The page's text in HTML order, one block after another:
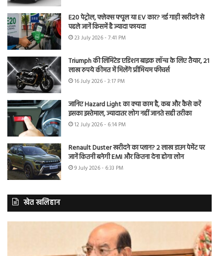
E20 पेट्रोल, फ्लेक्स फ्यूल या EV कार? नई गाड़ी खरीदने से
पहले जानें किसमें है ज्यादा फायदा
23 July 2026 - 7:41 PM
Triumph की लिमिटेड एडिशन बाइक लॉन्च के लिए तैयार, 21
लाख रुपये कीमत में मिलेंगे प्रीमियम फीचर्स
16 July 2026 - 3:17 PM
जानिए Hazard Light का क्या काम है, कब और कैसे करें
इसका इस्तेमाल, ज्यादातर लोग नहीं जानते सही तरीका
12 July 2026 - 6:14 PM
Renault Duster खरीदने का प्लान? 2 लाख डाउन पेमेंट पर
जानें कितनी बनेगी EMI और कितना देना होगा लोन
9 July 2026 - 6:33 PM
खेत खलिहान